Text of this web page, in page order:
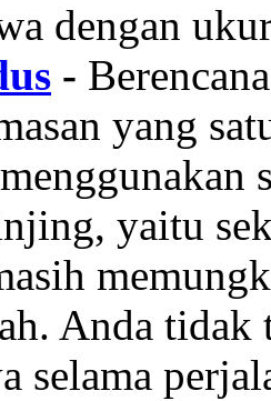
dengan
-
yang
yaitu
Anda
selama